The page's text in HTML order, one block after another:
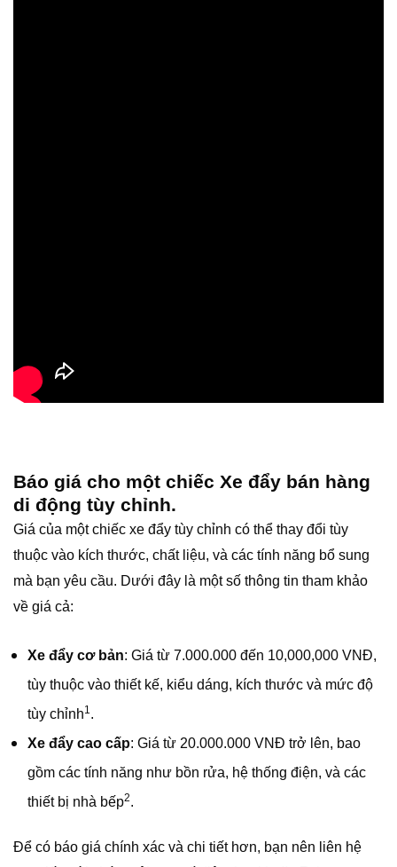
Báo giá cho một chiếc Xe đẩy bán hàng
di động tùy chỉnh.
Giá của một chiếc xe đẩy tùy chỉnh có thể thay đổi tùy
thuộc vào kích thước, chất liệu, và các tính năng bổ sung
mà bạn yêu cầu. Dưới đây là một số thông tin tham khảo
về giá cả:
Xe đẩy cơ bản: Giá từ 7.000.000 đến 10,000,000 VNĐ,
tùy thuộc vào thiết kế, kiểu dáng, kích thước và mức độ
tùy chỉnh1 .
Xe đẩy cao cấp: Giá từ 20.000.000 VNĐ trở lên, bao
gồm các tính năng như bồn rửa, hệ thống điện, và các
thiết bị nhà bếp2.
Để có báo giá chính xác và chi tiết hơn, bạn nên liên hệ